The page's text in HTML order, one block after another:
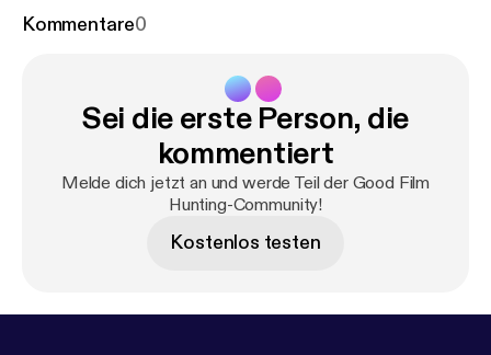
that show, even though she'd never watched the
Kommentare0
Sei die erste Person, die
kommentiert
Melde dich jetzt an und werde Teil der Good Film
Hunting-Community!
Kostenlos testen